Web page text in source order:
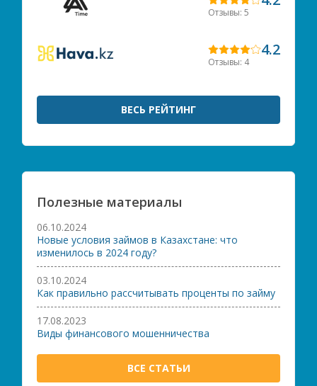
Отзывы: 5
4.2
Отзывы: 4
ВЕСЬ РЕЙТИНГ
Полезные материалы
06.10.2024
Новые условия займов в Казахстане: что
изменилось в 2024 году?
03.10.2024
Как правильно рассчитывать проценты по займу
17.08.2023
Виды финансового мошенничества
ВСЕ СТАТЬИ